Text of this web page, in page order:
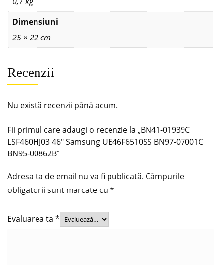
Dimensiuni
25 × 22 cm
Recenzii
Nu există recenzii până acum.
Fii primul care adaugi o recenzie la „BN41-01939C
LSF460HJ03 46″ Samsung UE46F6510SS BN97-07001C
BN95-00862B”
Adresa ta de email nu va fi publicată. Câmpurile
obligatorii sunt marcate cu *
Evaluarea ta *